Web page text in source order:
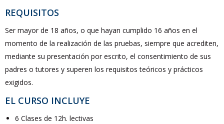
REQUISITOS
Ser mayor de 18 años, o que hayan cumplido 16 años en el
momento de la realización de las pruebas, siempre que acrediten,
mediante su presentación por escrito, el consentimiento de sus
padres o tutores y superen los requisitos teóricos y prácticos
exigidos.
EL CURSO INCLUYE
6 Clases de 12h. lectivas